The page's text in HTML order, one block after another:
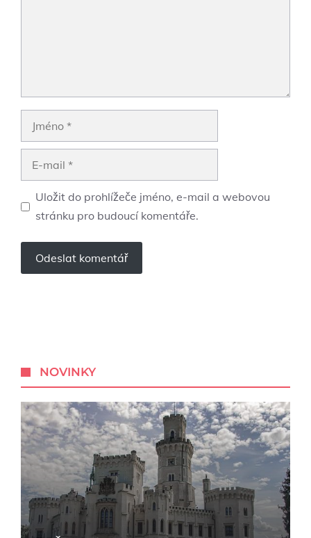
Jméno
Uložit do prohlížeče jméno, e-mail a webovou
stránku pro budoucí komentáře.
NOVINKY